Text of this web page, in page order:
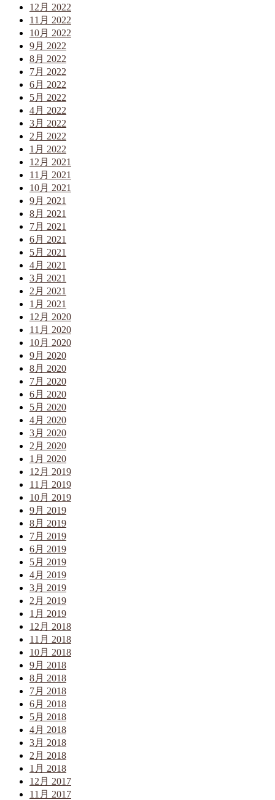
12月 2022
11月 2022
10月 2022
9月 2022
8月 2022
7月 2022
6月 2022
5月 2022
4月 2022
3月 2022
2月 2022
1月 2022
12月 2021
11月 2021
10月 2021
9月 2021
8月 2021
7月 2021
6月 2021
5月 2021
4月 2021
3月 2021
2月 2021
1月 2021
12月 2020
11月 2020
10月 2020
9月 2020
8月 2020
7月 2020
6月 2020
5月 2020
4月 2020
3月 2020
2月 2020
1月 2020
12月 2019
11月 2019
10月 2019
9月 2019
8月 2019
7月 2019
6月 2019
5月 2019
4月 2019
3月 2019
2月 2019
1月 2019
12月 2018
11月 2018
10月 2018
9月 2018
8月 2018
7月 2018
6月 2018
5月 2018
4月 2018
3月 2018
2月 2018
1月 2018
12月 2017
11月 2017